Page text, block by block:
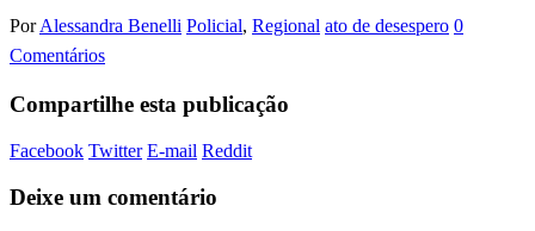
Por Alessandra Benelli Policial, Regional ato de desespero 0
Comentários
Compartilhe esta publicação
Facebook Twitter E-mail Reddit
Deixe um comentário